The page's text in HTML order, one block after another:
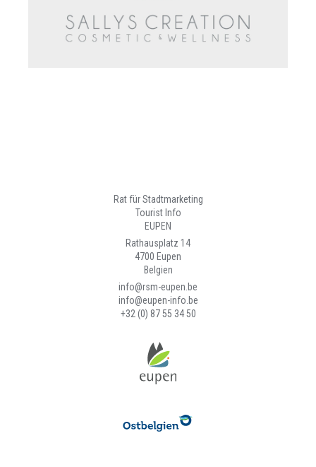
Rat für Stadtmarketing
Tourist Info
EUPEN
Rathausplatz 14
4700 Eupen
Belgien
info@rsm-eupen.be
info@eupen-info.be
+32 (0) 87 55 34 50